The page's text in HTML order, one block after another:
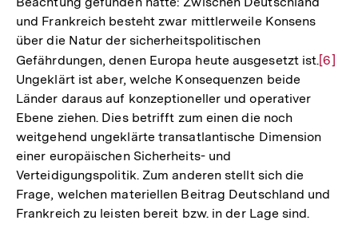
und Frankreich besteht zwar mittlerweile Konsens
über die Natur der sicherheitspolitischen
Gefährdungen, denen Europa heute ausgesetzt ist.Zur
[6]
Ungeklärt ist aber, welche Konsequenzen beide
Länder daraus auf konzeptioneller und operativer
Ebene ziehen. Dies betrifft zum einen die noch
weitgehend ungeklärte transatlantische Dimension
einer europäischen Sicherheits- und
Verteidigungspolitik. Zum anderen stellt sich die
Frage, welchen materiellen Beitrag Deutschland und
Frankreich zu leisten bereit bzw. in der Lage sind.